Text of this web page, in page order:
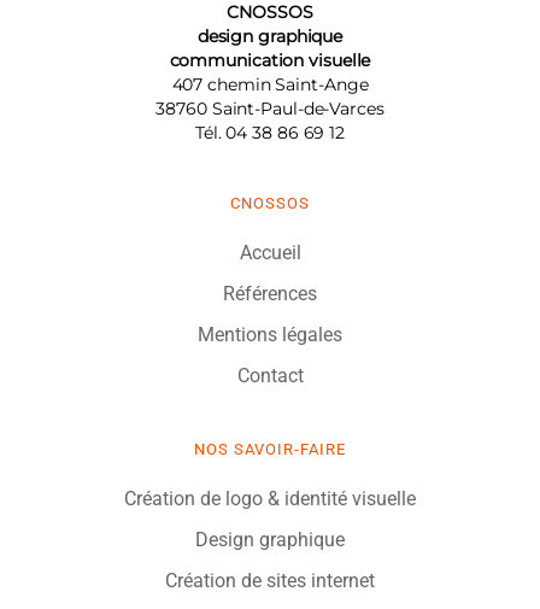
CNOSSOS
design graphique
communication visuelle
407 chemin Saint-Ange
38760 Saint-Paul-de-Varces
Tél.04 38 86 69 12
CNOSSOS
Accueil
Références
Mentions légales
Contact
NOS SAVOIR-FAIRE
Création de logo & identité visuelle
Design graphique
Création de sites internet